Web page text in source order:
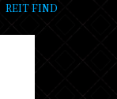
REIT FIND